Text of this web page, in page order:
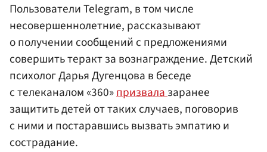
Пользователи Telegram, в том числе
несовершеннолетние, рассказывают
о получении сообщений с предложениями
совершить теракт за вознаграждение. Детский
психолог Дарья Дугенцова в беседе
с телеканалом «360»призвалазаранее
защитить детей от таких случаев, поговорив
с ними и постаравшись вызвать эмпатию и
сострадание.